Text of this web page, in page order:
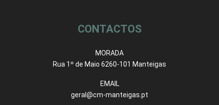
CONTACTOS
MORADA
Rua 1º de Maio 6260-101 Manteigas
EMAIL
geral@cm-manteigas.pt